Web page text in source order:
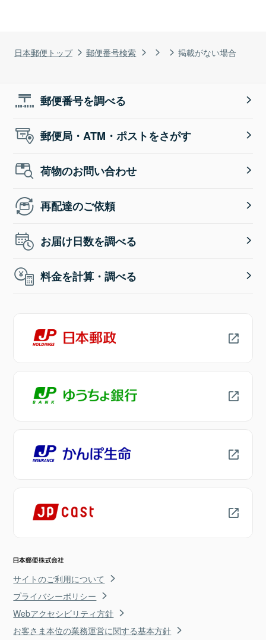
日本郵便トップ 郵便番号検索 掲載がない場合
郵便番号を調べる
郵便局・ATM・ポストをさがす
荷物のお問い合わせ
再配達のご依頼
お届け日数を調べる
料金を計算・調べる
サイトのご利用について
プライバシーポリシー
Webアクセシビリティ方針
お客さま本位の業務運営に関する基本方針